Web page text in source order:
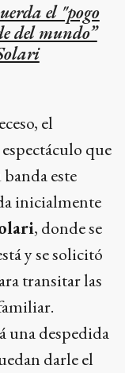
el "pogo
del mundo”
el
que
este
inicialmente
, donde se
y se solicitó
transitar las
una despedida
darle el